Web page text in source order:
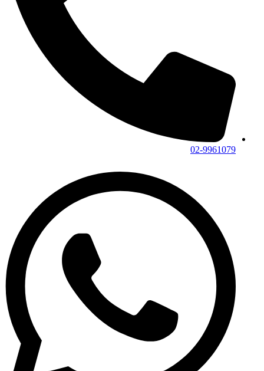
02-9961079